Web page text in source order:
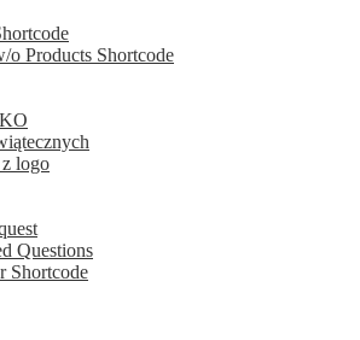
o Products Shortcode
z logo
Questions
Shortcode